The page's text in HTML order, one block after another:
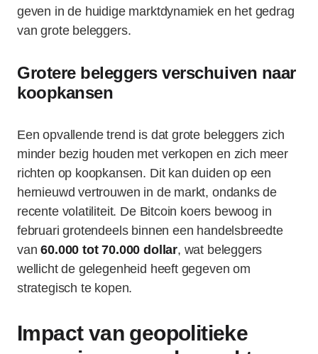
geven in de huidige marktdynamiek en het gedrag
van grote beleggers.
Grotere beleggers verschuiven naar
koopkansen
Een opvallende trend is dat grote beleggers zich
minder bezig houden met verkopen en zich meer
richten op koopkansen. Dit kan duiden op een
hernieuwd vertrouwen in de markt, ondanks de
recente volatiliteit. De Bitcoin koers bewoog in
februari grotendeels binnen een handelsbreedte
van60.000 tot 70.000 dollar, wat beleggers
wellicht de gelegenheid heeft gegeven om
strategisch te kopen.
Impact van geopolitieke